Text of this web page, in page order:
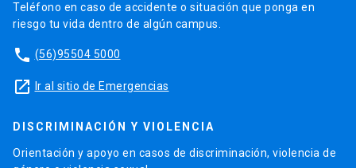
Teléfono en caso de accidente o situación que ponga en
riesgo tu vida dentro de algún campus.
phone (56)95504 5000
launch Ir al sitio de Emergencias
DISCRIMINACIÓN Y VIOLENCIA
Orientación y apoyo en casos de discriminación, violencia de